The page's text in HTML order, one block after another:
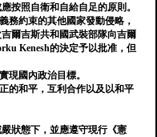
按照自衛和自給自足的原則。
務約束的其他國家發動侵略，
爾吉斯共和國武裝部隊向吉爾
Kenesh的決定予以批准，但
現國內政治目標。
的和平，互利合作以及以和平
狀態下，並應遵守現行《憲